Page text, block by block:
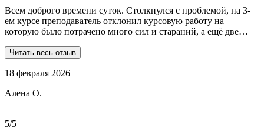
Всем доброго времени суток. Столкнулся с проблемой, на 3-
ем курсе преподаватель отклонил курсовую работу на
которую было потрачено много сил и стараний, а ещё две
обратился в Dist-help. Первый раз, были опасения и по срокам,
Ребята большие профессионалы, Алёна лучшая! Всё
Общение вызвало только позитивные эмоции. Все три работы
Читать весь отзыв
18 февраля 2026
Алена О.
5/5